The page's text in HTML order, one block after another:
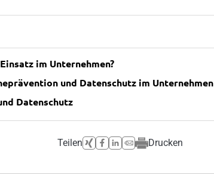
im Unternehmen?
und Datenschutz im Unternehmen
Datenschutz
Teilen Drucken